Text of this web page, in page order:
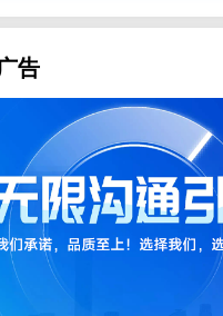
排名TOP公司_问答
告